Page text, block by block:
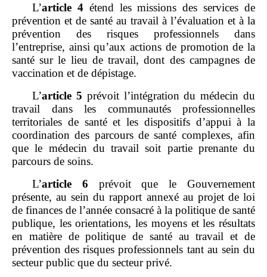
L’article 4 étend les missions des services de
prévention et de santé au travail à l’évaluation et à la
prévention des risques professionnels dans
l’entreprise, ainsi qu’aux actions de promotion de la
santé sur le lieu de travail, dont des campagnes de
vaccination et de dépistage.
L’article 5 prévoit l’intégration du médecin du
travail dans les communautés professionnelles
territoriales de santé et les dispositifs d’appui à la
coordination des parcours de santé complexes, afin
que le médecin du travail soit partie prenante du
parcours de soins.
L’article 6 prévoit que le Gouvernement
présente, au sein du rapport annexé au projet de loi
de finances de l’année consacré à la politique de santé
publique, les orientations, les moyens et les résultats
en matière de politique de santé au travail et de
prévention des risques professionnels tant au sein du
secteur public que du secteur privé.